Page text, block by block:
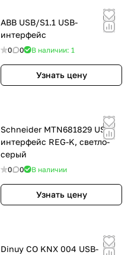
ABB USB/S1.1 USB-
интерфейс
0 0 В наличии: 1
Узнать цену
Schneider MTN681829 USB
интерфейс REG-K, светло-
серый
0 0 В наличии
Узнать цену
Dinuy CO KNX 004 USB-